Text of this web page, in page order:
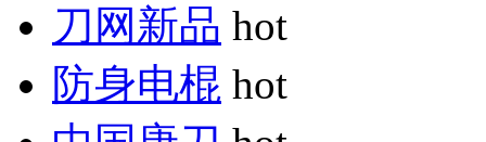
刀网新品 hot
防身电棍 hot